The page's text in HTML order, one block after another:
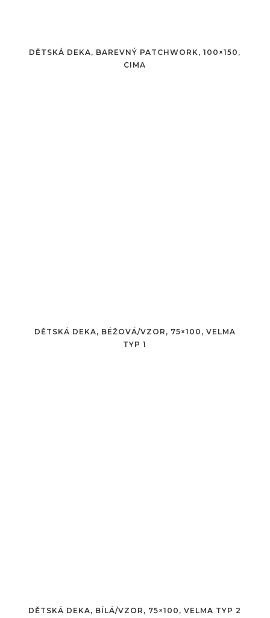
DĚTSKÁ DEKA, BAREVNÝ PATCHWORK, 100×150,
CIMA
DĚTSKÁ DEKA, BÉŽOVÁ/VZOR, 75×100, VELMA
TYP 1
DĚTSKÁ DEKA, BÍLÁ/VZOR, 75×100, VELMA TYP 2